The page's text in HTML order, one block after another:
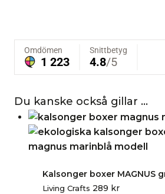
Du kanske också gillar …
Kalsonger boxer MAGNUS
Living Crafts 289 kr